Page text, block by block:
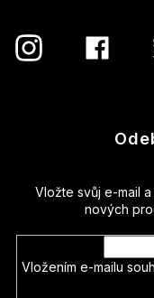
Vložte svůj e-mail
nových
Vložením e-mailu